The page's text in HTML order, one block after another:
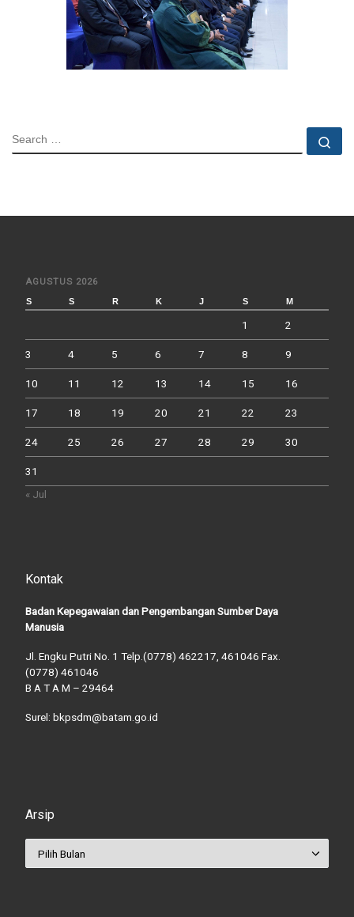
SEARCH
AGUSTUS 2026
S S R K J S M
1 2
3 4 5 6 7 8 9
10 11 12 13 14 15 16
17 18 19 20 21 22 23
24 25 26 27 28 29 30
31
« Jul
Kontak
Badan Kepegawaian dan Pengembangan Sumber Daya
Manusia
Jl. Engku Putri No. 1 Telp.(0778) 462217, 461046 Fax.
(0778) 461046
B A T A M – 29464
Surel: bkpsdm@batam.go.id
Arsip